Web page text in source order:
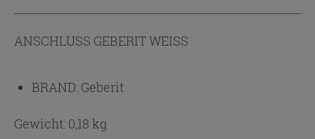
ANSCHLUSS GEBERIT WEISS
BRAND: Geberit
Gewicht: 0,18 kg